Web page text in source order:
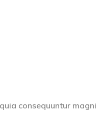
consequuntur magni